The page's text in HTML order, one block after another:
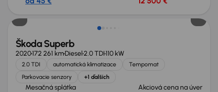
Nové v ponuke
Škoda Superb
2020172 261 kmDiesel2.0 TDI110 kW
2.0 TDI automatická klimatizace
Tempomat
Parkovacie senzory
+1 ďalších
Mesačná splátka Akciová cena na úver